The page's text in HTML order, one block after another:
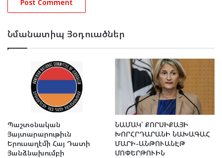
Նմանատիպ Յօդուածներ
Պաշտօնական
Յայտարարութիւն
Երուսաղէմի Հայ Դատի
Յանձնախումբի
ՆԱՄԱԿ՝ ՔՈՐՍԻՔԱՅԻ
ԽՈՐՀՐԴԱՐԱՆԻ ՆԱԽԱԳԱՀ
ՄԱՐԻ-ԱՆԹՈՒԱՆԷԹ
ՄՈՓԵՐԹՈՒԻՆ